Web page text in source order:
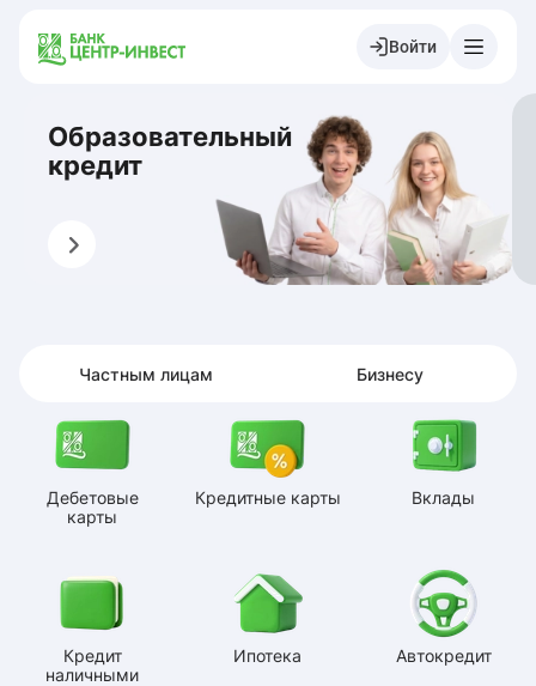
Войти
Образовательный
кредит
Оформить
Частным лицам Бизнесу
Дебетовые
карты
Кредитные карты Вклады
Кредит
наличными
Ипотека Автокредит